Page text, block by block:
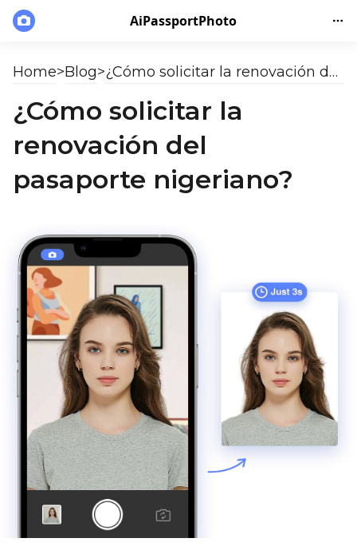
AiPassportPhoto
Home>Blog> ¿Cómo solicitar la renovación del pasaporte nigeriano?
¿Cómo solicitar la
renovación del
pasaporte nigeriano?